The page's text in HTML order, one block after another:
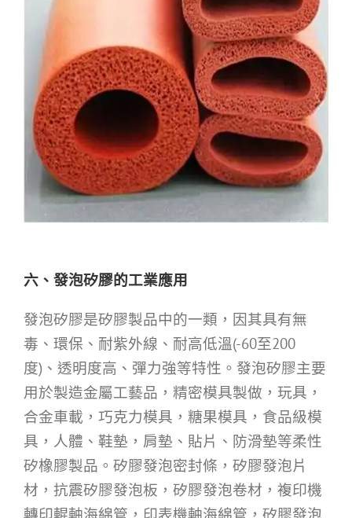
六、發泡矽膠的工業應用
發泡矽膠是矽膠製品中的一類，因其具有無
毒、環保、耐紫外線、耐高低溫(-60至200
度)、透明度高、彈力強等特性。發泡矽膠主要
用於製造金屬工藝品，精密模具製做，玩具，
合金車載，巧克力模具，糖果模具，食品級模
具，人體、鞋墊，肩墊、貼片、防滑墊等柔性
矽橡膠製品。矽膠發泡密封條，矽膠發泡片
材，抗震矽膠發泡板，矽膠發泡卷材，複印機
轉印輥軸海綿管，印表機軸海綿管，矽膠發泡